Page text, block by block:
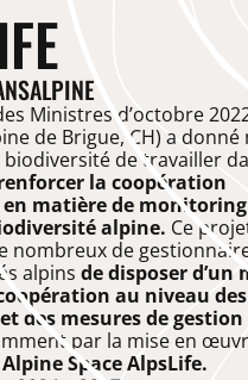
Ministres d’octobre
de Brigue, CH) a
biodiversité de travailler
la coopération
matière de
alpine. Ce
nombreux de
alpinsde disposer d’un
au niveau
des mesures de
par la mise en
Space AlpsLife.